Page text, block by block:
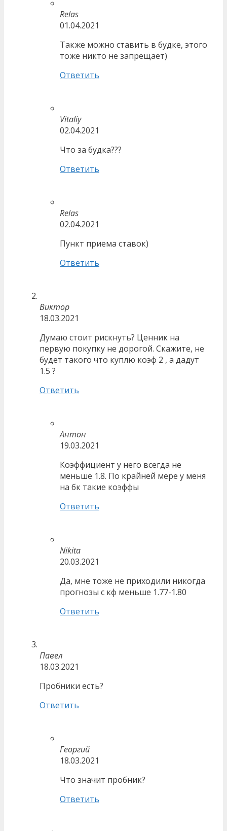
Relas
01.04.2021
Также можно ставить в будке, этого
тоже никто не запрещает)
Ответить
Vitaliy
02.04.2021
Что за будка???
Ответить
Relas
02.04.2021
Пункт приема ставок)
Ответить
Виктор
18.03.2021
Думаю стоит рискнуть? Ценник на
первую покупку не дорогой. Скажите, не
будет такого что куплю коэф 2 , а дадут
1.5 ?
Ответить
Антон
19.03.2021
Коэффициент у него всегда не
меньше 1.8. По крайней мере у меня
на бк такие коэффы
Ответить
Nikita
20.03.2021
Да, мне тоже не приходили никогда
прогнозы с кф меньше 1.77-1.80
Ответить
Павел
18.03.2021
Пробники есть?
Ответить
Георгий
18.03.2021
Что значит пробник?
Ответить